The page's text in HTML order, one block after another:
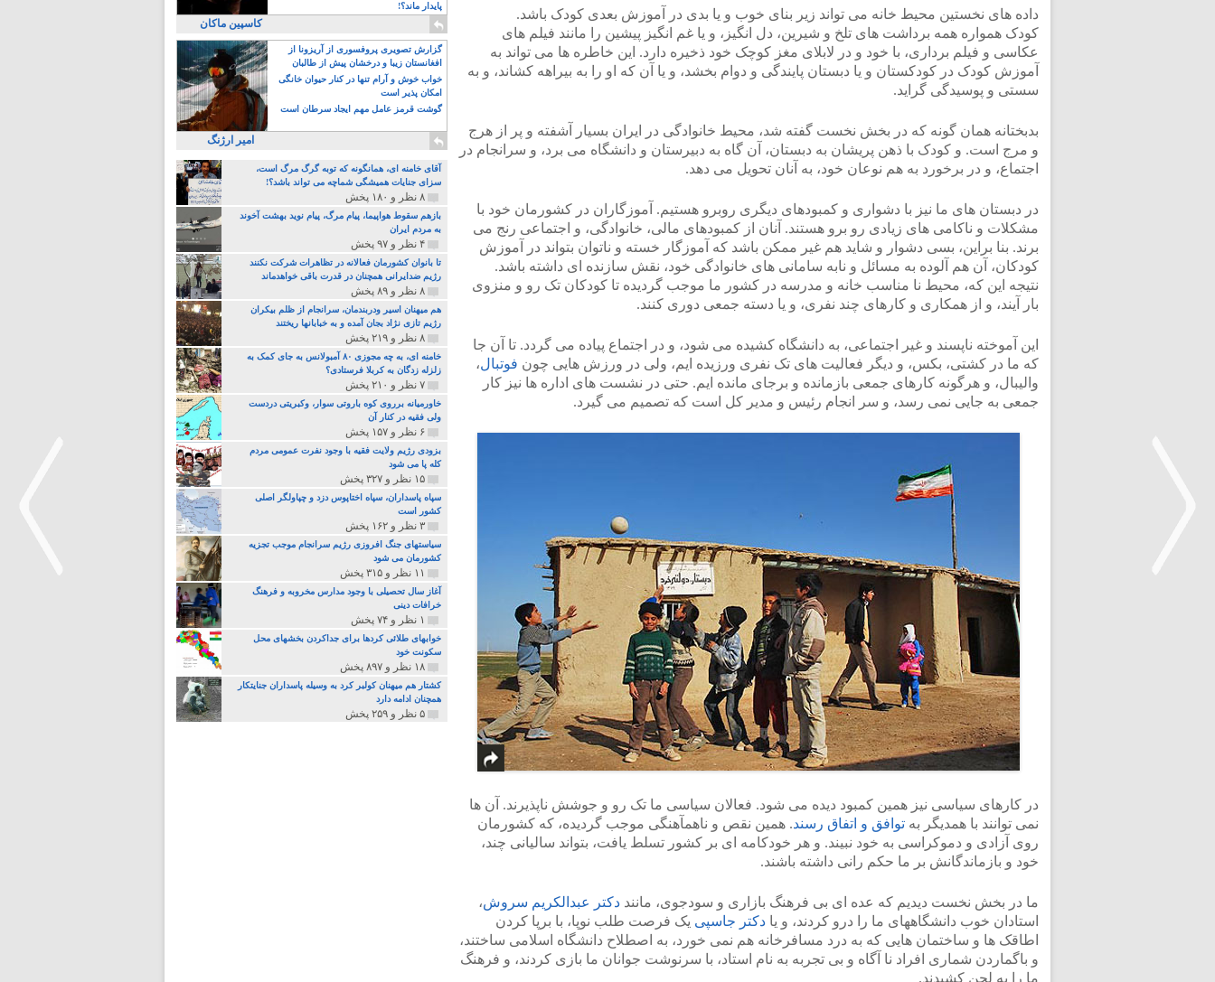
داده های نخستین محیط خانه می تواند زیر بنای خوب و یا بدی در آموزش بعدی کودک باشد.
کودک همواره همه برداشت های تلخ و شیرین، دل انگیز، و یا غم انگیز پیشین را مانند فیلم های
عکاسی و فیلم برداری، با خود و در لابلای مغز کوچک خود ذخیره دارد. این خاطره ها می تواند به
آموزش کودک در کودکستان و یا دبستان پایندگی و دوام بخشد، و یا آن که او را به بیراهه کشاند، و به
سستی و پوسیدگی گراید.
بدبختانه همان گونه که در بخش نخست گفته شد، محیط خانوادگی در ایران بسیار آشفته و پر از هرج
و مرج است. و کودک با ذهن پریشان به دبستان، آن گاه به دبیرستان و دانشگاه می برد، و سرانجام در
اجتماع، و در برخورد به هم نوعان خود، به آنان تحویل می دهد.
در دبستان های ما نیز با دشواری و کمبودهای دیگری روبرو هستیم. آموزگاران در کشورمان خود با
مشکلات و ناکامی های زیادی رو برو هستند. آنان از کمبودهای مالی، خانوادگی، و اجتماعی رنج می
برند. بنا براین، بسی دشوار و شاید هم غیر ممکن باشد که آموزگار خسته و ناتوان بتواند در آموزش
کودکان، آن هم آلوده به مسائل و نابه سامانی های خانوادگی خود، نقش سازنده ای داشته باشد.
نتیجه این که، محیط نا مناسب خانه و مدرسه در کشور ما موجب گردیده تا کودکان تک رو و منزوی
بار آیند، و از همکاری و کارهای چند نفری، و یا دسته جمعی دوری کنند.
این آموخته ناپسند و غیر اجتماعی، به دانشگاه کشیده می شود، و در اجتماع پیاده می گردد. تا آن جا
که ما در کشتی، بکس، و دیگر فعالیت های تک نفری ورزیده ایم، ولی در ورزش هایی چون فوتبال،
والیبال، و هرگونه کارهای جمعی بازمانده و برجای مانده ایم. حتی در نشست های اداره ها نیز کار
جمعی به جایی نمی رسد، و سر انجام رئیس و مدیر کل است که تصمیم می گیرد.
در کارهای سیاسی نیز همین کمبود دیده می شود. فعالان سیاسی ما تک رو و جوشش ناپذیرند. آن ها
نمی توانند با همدیگر به توافق و اتفاق رسند. همین نقص و ناهمآهنگی موجب گردیده، که کشورمان
روی آزادی و دموکراسی به خود نبیند. و هر خودکامه ای بر کشور تسلط یافت، بتواند سالیانی چند،
خود و بازماندگانش بر ما حکم رانی داشته باشند.
ما در بخش نخست دیدیم که عده ای بی فرهنگ بازاری و سودجوی، مانند دکتر عبدالکریم سروش،
استادان خوب دانشگاههای ما را درو کردند، و یا دکتر جاسپی یک فرصت طلب نوپا، با برپا کردن
اطاقک ها و ساختمان هایی که به درد مسافرخانه هم نمی خورد، به اصطلاح دانشگاه اسلامی ساختند،
و باگماردن شماری افراد نا آگاه و بی تجربه به نام استاد، با سرنوشت جوانان ما بازی کردند، و فرهنگ
ما را به لجن کشیدند.
پایدار ماند؟!
کاسپین ماکان
گزارش تصویری پروفسوری از آریزونا از
افغانستان زیبا و درخشان پیش از طالبان
خواب خوش و آرام تنها در کنار حیوان خانگی
امکان پذیر است
گوشت قرمز عامل مهم ایجاد سرطان است
امیر ارژنگ
آقای خامنه ای، همانگونه که توبه گرگ مرگ است،
سزای جنایات همیشگی شماچه می تواند باشد؟!
۸ نظر و ۱۸۰ پخش
بازهم سقوط هواپیما، پیام مرگ، پیام نوید بهشت آخوند
به مردم ایران
۴ نظر و ۹۷ پخش
تا بانوان کشورمان فعالانه در تظاهرات شرکت نکنند
رژیم ضدایرانی همچنان در قدرت باقی خواهدماند
۸ نظر و ۸۹ پخش
هم میهنان اسیر ودربندمان، سرانجام از ظلم بیکران
رژیم تازی نژاد بجان آمده و به خبابانها ریختند
۸ نظر و ۲۱۹ پخش
خامنه ای، به چه مجوزی ۸۰ آمبولانس به جای کمک به
زلزله زدگان به کربلا فرستادی؟
۷ نظر و ۲۱۰ پخش
خاورمیانه برروی کوه باروتی سوار، وکبریتی دردست
ولی فقیه در کنار آن
۶ نظر و ۱۵۷ پخش
بزودی رژیم ولایت فقیه با وجود نفرت عمومی مردم
کله پا می شود
۱۵ نظر و ۳۲۷ پخش
سپاه پاسداران، سپاه اختاپوس دزد و چپاولگر اصلی
کشور است
۳ نظر و ۱۶۲ پخش
سیاستهای جنگ افروزی رژیم سرانجام موجب تجزیه
کشورمان می شود
۱۱ نظر و ۳۱۵ پخش
آغاز سال تحصیلی با وجود مدارس مخروبه و فرهنگ
خرافات دینی
۱ نظر و ۷۴ پخش
خوابهای طلائی کردها برای جداکردن بخشهای محل
سکونت خود
۱۸ نظر و ۸۹۷ پخش
کشتار هم میهنان کولبر کرد به وسیله پاسداران جنایتکار
همچنان ادامه دارد
۵ نظر و ۲۵۹ پخش